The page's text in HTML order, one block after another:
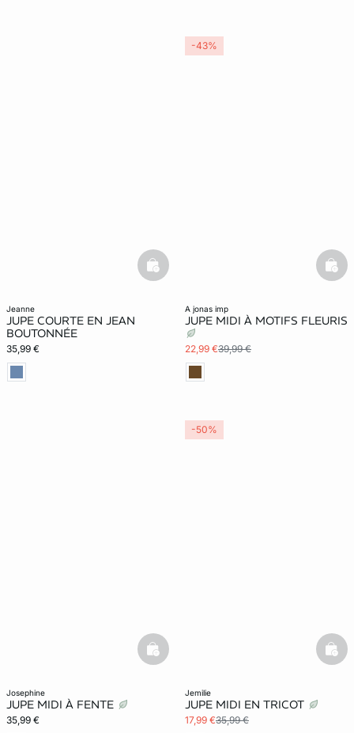
jeanne
JUPE COURTE EN JEAN
BOUTONNÉE
35,99 €
basketfull
a jonas imp
JUPE MIDI À MOTIFS FLEURIS
22,99 €39,99 €
-43%
josephine
JUPE MIDI À FENTE
35,99 €
basketfull
jemilie
JUPE MIDI EN TRICOT
17,99 €35,99 €
-50%